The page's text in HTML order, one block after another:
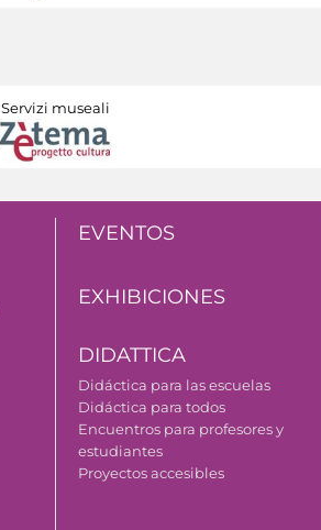
Servizi museali
EVENTOS
EXHIBICIONES
DIDATTICA
Didáctica para las escuelas
Didáctica para todos
Encuentros para profesores y
estudiantes
Proyectos accesibles